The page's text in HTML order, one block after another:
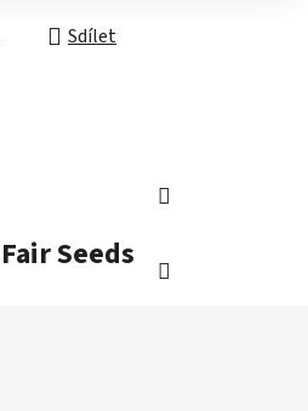
Sdílet
Fair Seeds